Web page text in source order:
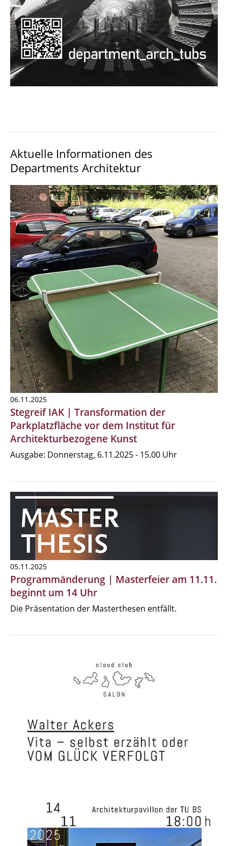
Aktuelle Informationen des
Departments Architektur
06.11.2025
Stegreif IAK | Transformation der
Parkplatzfläche vor dem Institut für
Architekturbezogene Kunst
Ausgabe: Donnerstag, 6.11.2025 - 15.00 Uhr
05.11.2025
Programmänderung | Masterfeier am 11.11.
beginnt um 14 Uhr
Die Präsentation der Masterthesen entfällt.